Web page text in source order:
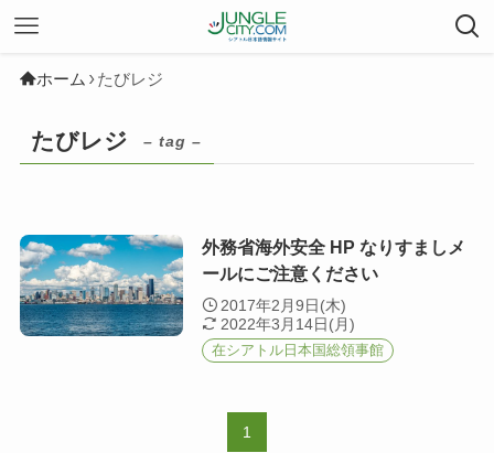
ホーム たびレジ
たびレジ – tag –
外務省海外安全 HP なりすましメ
ールにご注意ください
2017年2月9日(木)
2022年3月14日(月)
在シアトル日本国総領事館
1